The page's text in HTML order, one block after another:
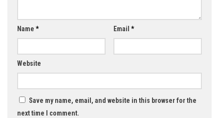
Name * Email *
Website
Save my name, email, and website in this browser for the
next time I comment.